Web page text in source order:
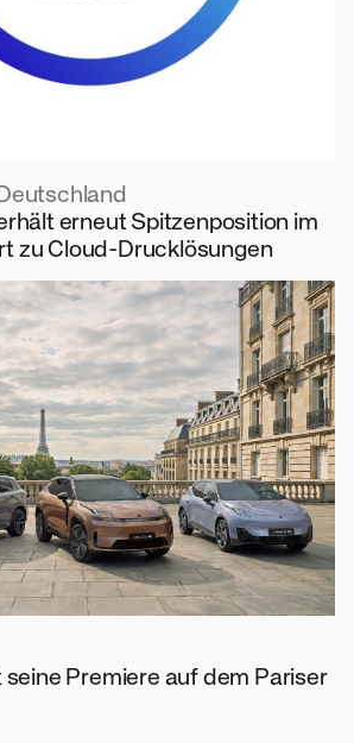
erneut Spitzenposition im
zu Cloud-Drucklösungen
seine Premiere auf dem Pariser